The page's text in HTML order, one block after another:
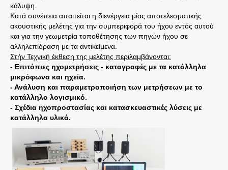
κάλυψη.
Κατά συνέπεια απαιτείται η διενέργεια μίας αποτελεσματικής
ακουστικής μελέτης για την συμπεριφορά του ήχου εντός αυτού
και για την γεωμετρία τοποθέτησης των πηγών ήχου σε
αλληλεπίδραση με τα αντικείμενα.
Στήν Τεχνική έκθεση της μελέτης περιλαμβάνονται:
- Επιτόπιες ηχομετρήσεις - καταγραφές με τα κατάλληλα
μικρόφωνα και ηχεία.
- Ανάλυση και παραμετροποιήση των μετρήσεων με το
κατάλληλο λογισμικό.
- Σχέδια ηχοπροστασίας και κατασκευαστικές λύσεις με
κατάλληλα υλικά.